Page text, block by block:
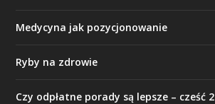
Medycyna jak pozycjonowanie
Ryby na zdrowie
Czy odpłatne porady są lepsze – cześć 2